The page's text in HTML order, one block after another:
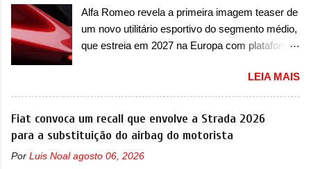
de pré-carga e gateway de domínio de energia.
Há mais quatro recursos de software como
gerenciamento...
esportivo será apresentado no terceiro trimestre
de 2026, ou seja, acontecerá entre os meses de
julho e setembro (e já estamos em agosto), ou
de altíssimo desempenho, exclusivo para
pistas" , que vai antecipar as futuras versões de
rua do esportivo. Ao mesmo tempo, a Jensen
Alfa Romeo revela a primeira imagem teaser de
um novo utilitário esportivo do segmento médio,
que estreia em 2027 na Europa com plataforma
imagem teaser de um novo utilitário esportivo
da marca italiana, previsto para ser lançado em
meados de 2027. O novo modelo não tem
nome ou se é uma nova geração de um modelo
existente, o que poderia acontecer. Sabe-se
apenas que o novo modelo em questão é um
LEIA MAIS
Fiat convoca um recall que envolve a Strada 2026
para a substituição do airbag do motorista
Por Luis Noal agosto 06, 2026